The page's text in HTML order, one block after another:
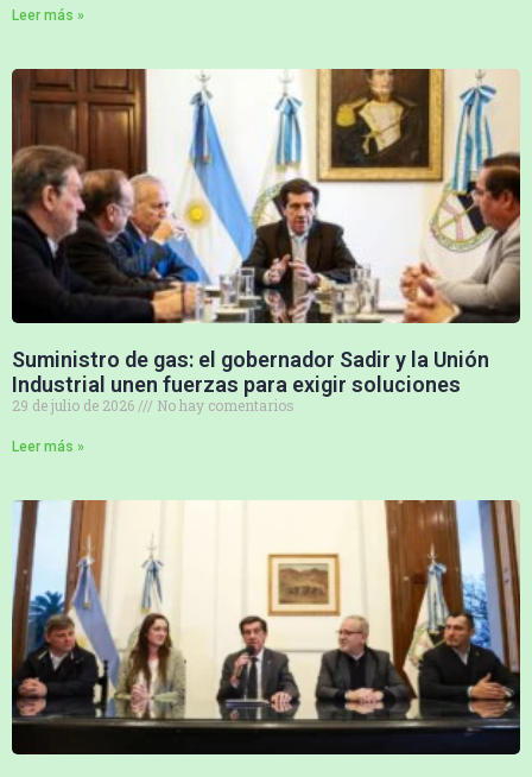
Leer más »
Suministro de gas: el gobernador Sadir y la Unión
Industrial unen fuerzas para exigir soluciones
29 de julio de 2026 No hay comentarios
Leer más »